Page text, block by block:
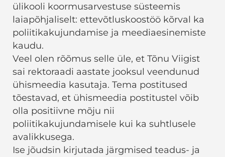
ülikooli koormusarvestuse süsteemis
laiapõhjaliselt: ettevõtluskoostöö kõrval ka
poliitikakujundamise ja meediaesinemiste
kaudu.
Veel olen rõõmus selle üle, et Tõnu Viigist
sai rektoraadi aastate jooksul veendunud
ühismeedia kasutaja. Tema postitused
tõestavad, et ühismeedia postitustel võib
olla positiivne mõju nii
poliitikakujundamisele kui ka suhtlusele
avalikkusega.
Ise jõudsin kirjutada järgmised teadus- ja